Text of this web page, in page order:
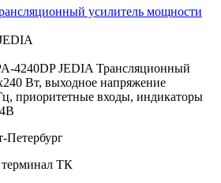
4240DP JEDIA Трансляционный
Вт, выходное напряжение
приоритетные входы, индикаторы
Петербург
ТК